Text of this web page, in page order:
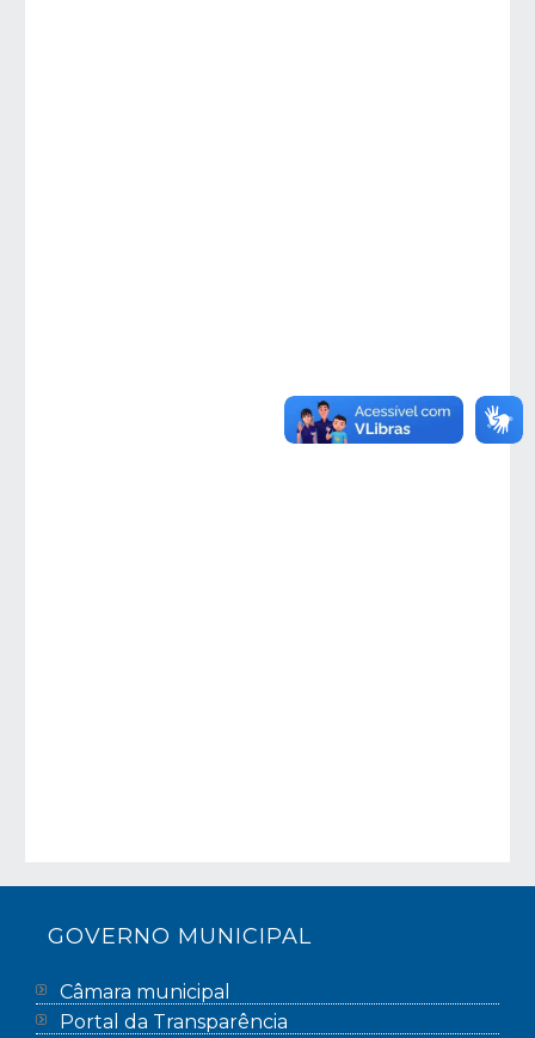
GOVERNO MUNICIPAL
Câmara municipal
Portal da Transparência